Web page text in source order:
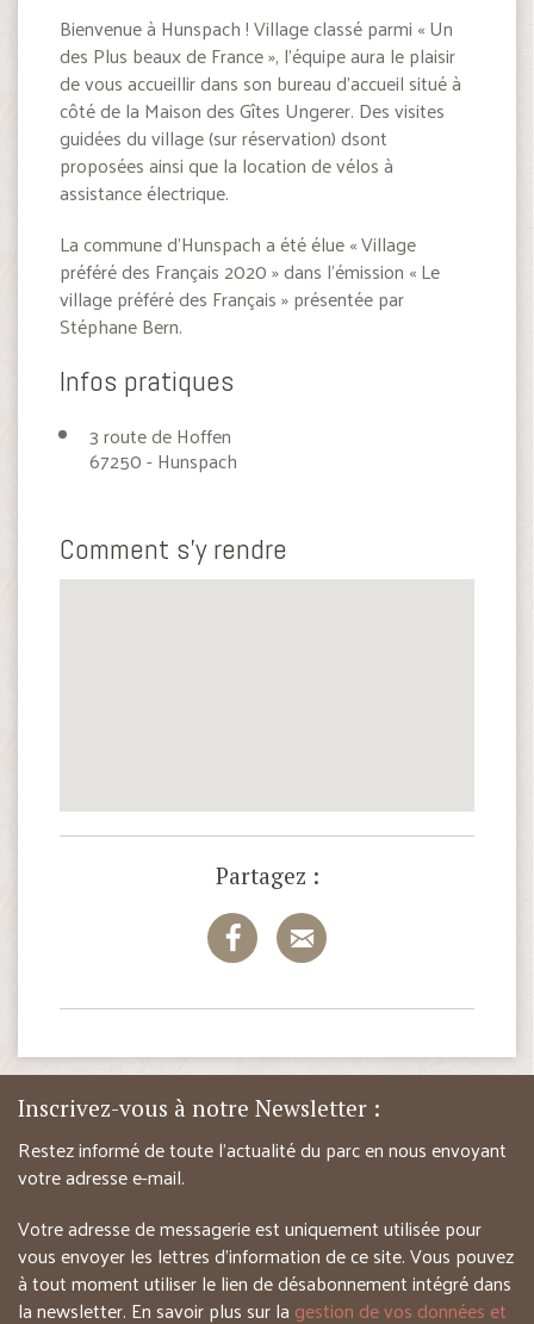
Bienvenue à Hunspach ! Village classé parmi « Un
des Plus beaux de France », l’équipe aura le plaisir
de vous accueillir dans son bureau d’accueil situé à
côté de la Maison des Gîtes Ungerer. Des visites
guidées du village (sur réservation) dsont
proposées ainsi que la location de vélos à
assistance électrique.
La commune d’Hunspach a été élue « Village
préféré des Français 2020 » dans l’émission « Le
village préféré des Français » présentée par
Stéphane Bern.
Infos pratiques
3 route de Hoffen
67250 - Hunspach
Comment s'y rendre
Partagez :
Inscrivez-vous à notre Newsletter :
Restez informé de toute l’actualité du parc en nous envoyant
votre adresse e-mail.
Votre adresse de messagerie est uniquement utilisée pour
vous envoyer les lettres d’information de ce site. Vous pouvez
à tout moment utiliser le lien de désabonnement intégré dans
la newsletter. En savoir plus sur la gestion de vos données et